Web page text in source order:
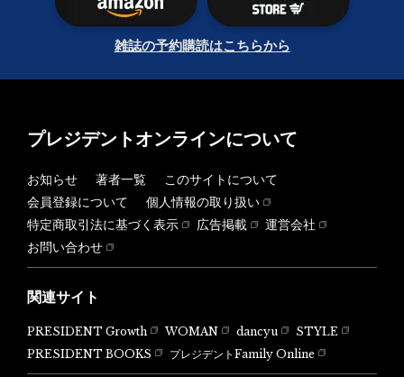
雑誌の予約購読はこちらから
プレジデントオンラインについて
お知らせ 著者一覧
このサイトについて
会員登録について
個人情報の取り扱い
特定商取引法に基づく表示
広告掲載
運営会社
お問い合わせ
関連サイト
PRESIDENT Growth WOMAN dancyu
STYLE
PRESIDENT BOOKS
プレジデントFamily Online